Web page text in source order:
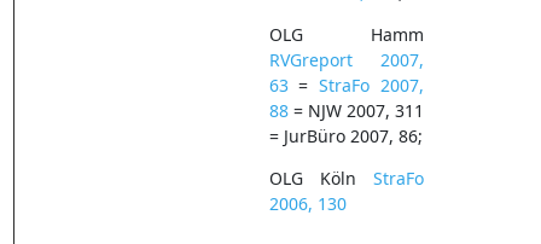
OLG Hamm
RVGreport 2007,
63= StraFo 2007,
88= NJW 2007, 311
= JurBüro 2007, 86;
OLG Köln StraFo
2006, 130